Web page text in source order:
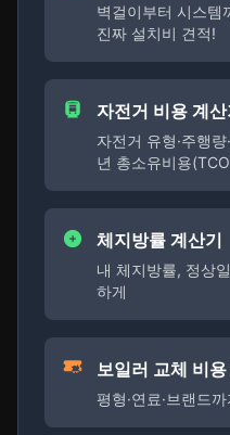
벽걸이부터 시스템
진짜 설치비 견적!
자전거 비용 계산
자전거 유형·주행
년 총소유비용
체지방률 계산기
내 체지방률, 정상
하게
보일러 교체 비
평형·연료·브랜드